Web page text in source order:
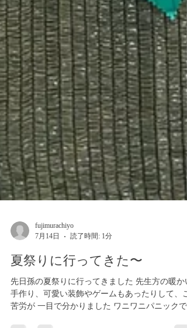
fujimurachiyo
7月14日
読了時間: 1分
夏祭りに行ってきた〜
先日孫の夏祭りに行ってきました 先生方の暖か